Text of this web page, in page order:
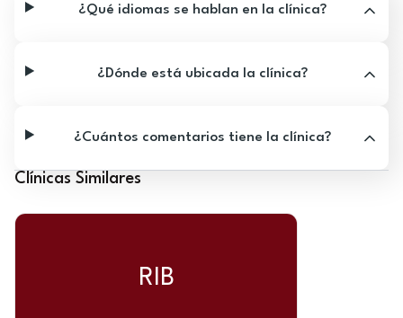
¿Qué idiomas se hablan en la clínica?
¿Dónde está ubicada la clínica?
¿Cuántos comentarios tiene la clínica?
Clínicas Similares
RIB